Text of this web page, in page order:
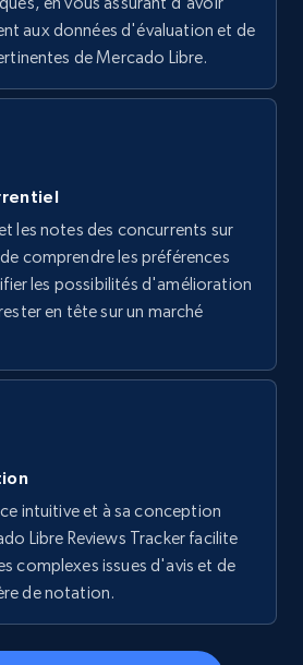
URL
Currency, Gtin,
urls, Top reviews, and
Currency, Gtin,
urls, Top reviews, and
Commencer
aux données d'évaluation et de
de Mercado Libre.
les notes des concurrents sur
comprendre les préférences
les possibilités d'amélioration
en tête sur un marché
intuitive et à sa conception
Libre Reviews Tracker facilite
complexes issues d'avis et de
de notation.